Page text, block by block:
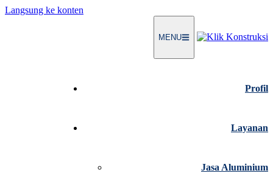
Langsung ke konten
MENU
Profil
Layanan
Jasa Aluminium